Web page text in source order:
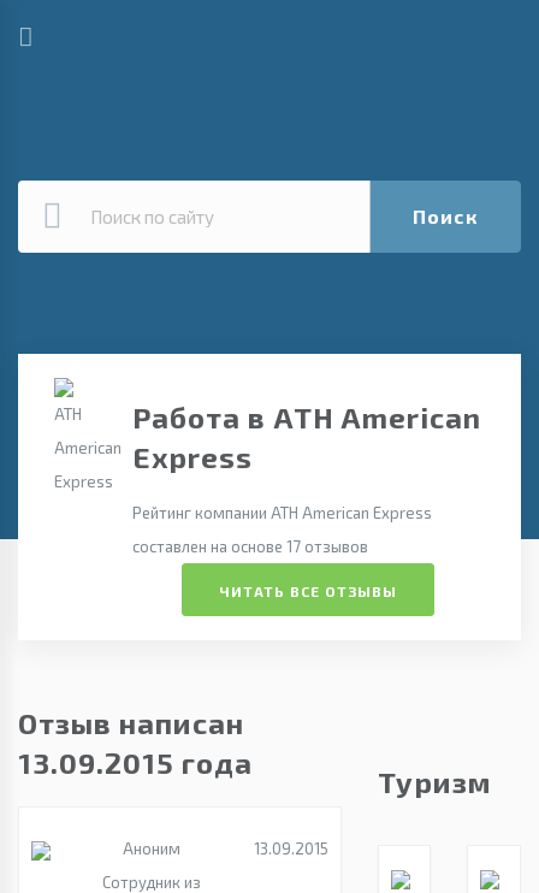
Поиск
Работа в ATH American
Express
Рейтинг компании ATH American Express
составлен на основе 17 отзывов
ЧИТАТЬ ВСЕ ОТЗЫВЫ
Отзыв написан
13.09.2015 года
Аноним
Сотрудник из
13.09.2015
Туризм